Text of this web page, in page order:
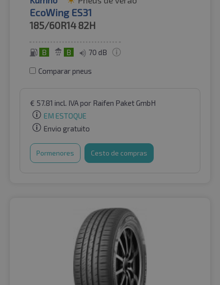
EcoWing ES31
185/60R14 82H
B B 70 dB
Comparar pneus
€ 57.81 incl. IVApor Raifen Paket GmbH
EM ESTOQUE
Envio gratuito
Pormenores Cesto de compras